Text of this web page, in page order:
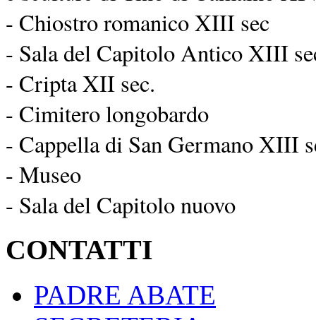
- Chiostro romanico XIII sec
- Sala del Capitolo Antico XIII
- Cripta XII sec.
- Cimitero longobardo
- Cappella di San Germano XIII
- Museo
- Sala del Capitolo nuovo
CONTATTI
PADRE ABATE